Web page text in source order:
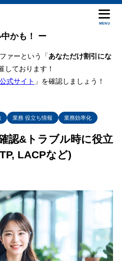
MENU
かも！ ー
ァーという「あなただけ割引にな
しております！
式サイト 」を確認しましょう！
業務 役立ち情報 業務効率化
認&トラブル時に役立
LACPなど)